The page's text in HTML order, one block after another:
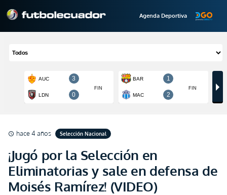
Agenda Deportiva
schedule hace 4 años Selección Nacional
¡Jugó por la Selección en
Eliminatorias y sale en defensa de
Moisés Ramírez! (VIDEO)